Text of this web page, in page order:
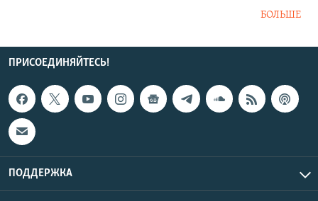
БОЛЬШЕ
ПРИСОЕДИНЯЙТЕСЬ!
ПОДДЕРЖКА